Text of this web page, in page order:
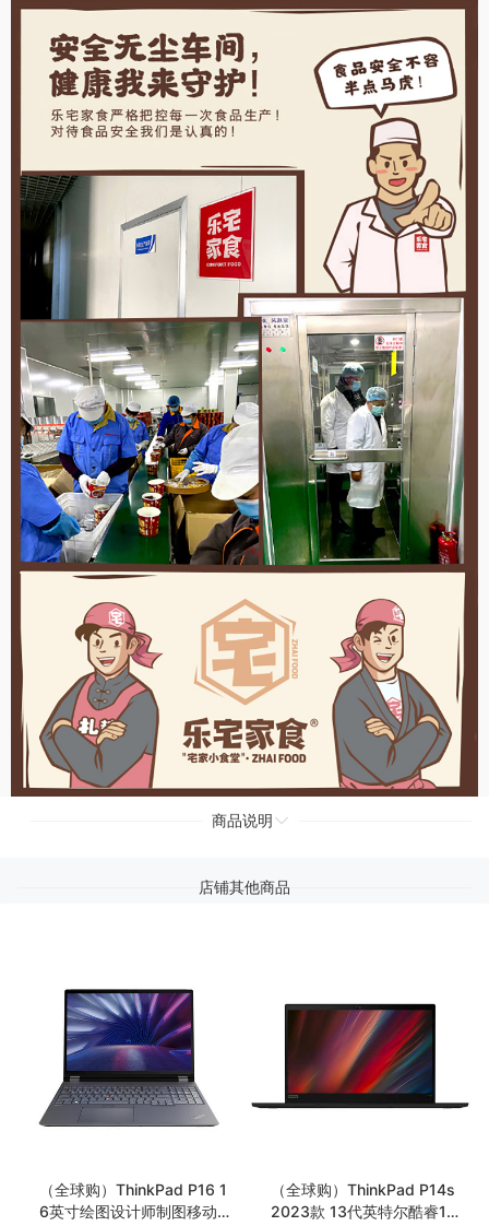
商品说明
店铺其他商品
（全球购）ThinkPad P16 1
6英寸绘图设计师制图移动
（全球购）ThinkPad P14s
2023款 13代英特尔酷睿14